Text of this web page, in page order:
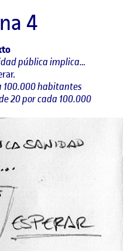
4
pública implica…
100.000 habitantes
20 por cada 100.000